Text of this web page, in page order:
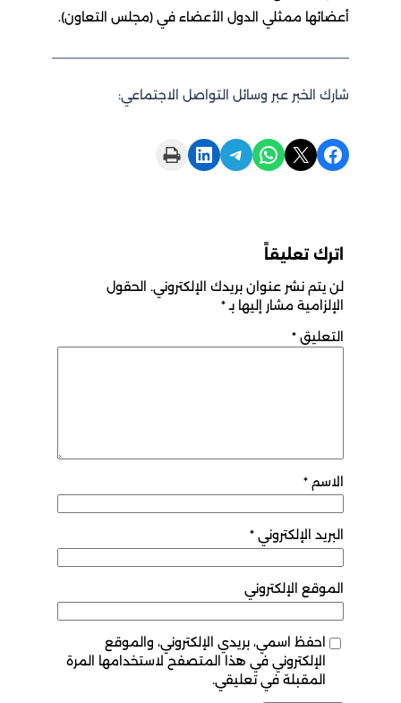
أعضائها ممثلي الدول الأعضاء في (مجلس التعاون).
شارك الخبر عبر وسائل التواصل الاجتماعي:
Share on Facebook
Share on X
Share on WhatsApp
Share on Telegram
Share on LinkedIn
Print this Page
اترك تعليقاً
لن يتم نشر عنوان بريدك الإلكتروني. الحقول
الإلزامية مشار إليها بـ *
التعليق*
الاسم*
البريد الإلكتروني *
الموقع الإلكتروني
احفظ اسمي، بريدي الإلكتروني، والموقع
الإلكتروني في هذا المتصفح لاستخدامها المرة
المقبلة في تعليقي.